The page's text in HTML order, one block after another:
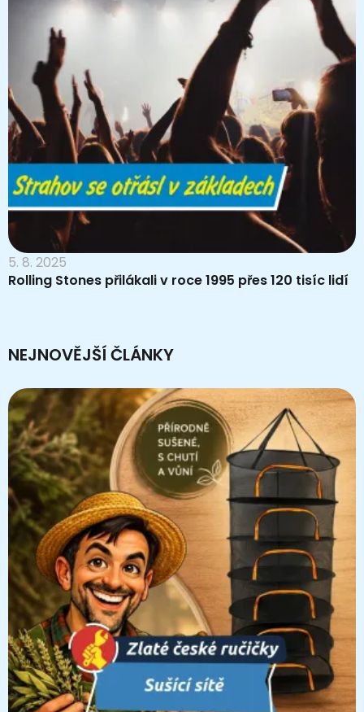
5. 8. 2025
Rolling Stones přilákali v roce 1995 přes 120 tisíc lidí
NEJNOVĚJŠÍ ČLÁNKY